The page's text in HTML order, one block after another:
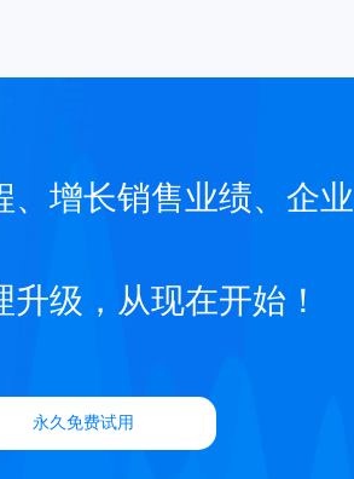
、增长销售业绩、企业
升级，从现在开始！
永久免费试用